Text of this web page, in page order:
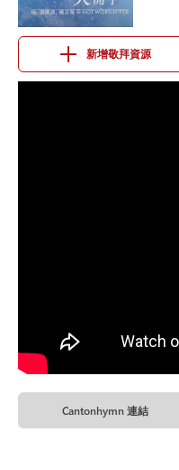
新增敬拜資源
Cantonhymn 連結